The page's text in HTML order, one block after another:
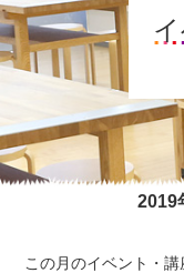
2019
この月のイベント・講